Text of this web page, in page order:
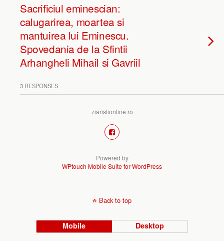
Sacrificiul eminescian:
calugarirea, moartea si
mantuirea lui Eminescu.
Spovedania de la Sfintii
Arhangheli Mihail si Gavriil
3 RESPONSES
ziaristionline.ro
Powered by
WPtouch Mobile Suite for WordPress
Back to top
Mobile Desktop